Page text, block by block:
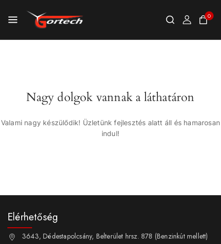
0
Nagy dolgok vannak a láthatáron
Valami nagy készülődik! Üzletünk fejlesztés alatt áll és hamarosan
indul!
Elérhetőség
3643, Dédestapolcsány, Belterület hrsz. 878 (Benzinkút mellett)